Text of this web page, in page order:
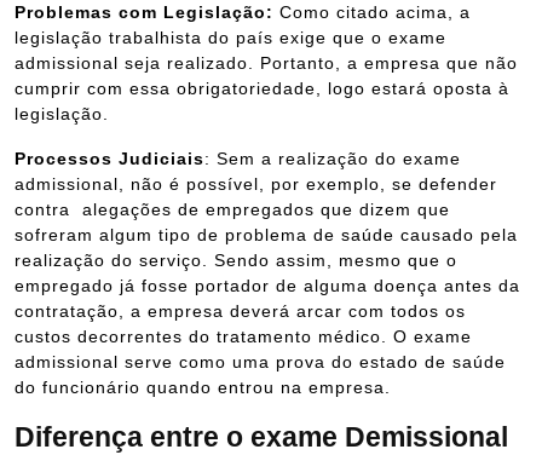
Problemas com Legislação: Como citado acima, a
legislação trabalhista do país exige que o exame
admissional seja realizado. Portanto, a empresa que não
cumprir com essa obrigatoriedade, logo estará oposta à
legislação.
Processos Judiciais: Sem a realização do exame
admissional, não é possível, por exemplo, se defender
contra alegações de empregados que dizem que
sofreram algum tipo de problema de saúde causado pela
realização do serviço. Sendo assim, mesmo que o
empregado já fosse portador de alguma doença antes da
contratação, a empresa deverá arcar com todos os
custos decorrentes do tratamento médico. O exame
admissional serve como uma prova do estado de saúde
do funcionário quando entrou na empresa.
Diferença entre o exame Demissional